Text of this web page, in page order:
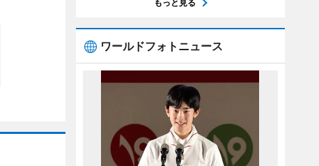
もっと見る
ワールドフォトニュース